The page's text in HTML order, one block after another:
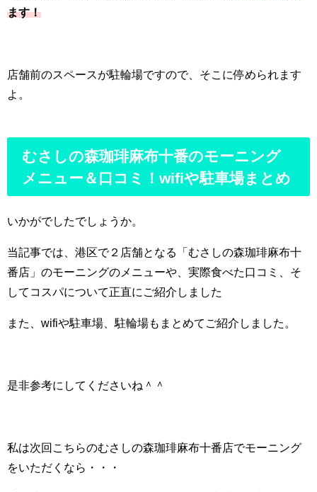
ます！
店舗前のスペースが駐輪場ですので、そこに停められます
よ。
むさしの森珈琲麻布十番のモーニング
メニュー＆口コミ！wifiや駐車場まとめ
いかがでしたでしょうか。
当記事では、港区で２店舗となる「むさしの森珈琲麻布十
番店」のモーニングのメニューや、実際食べた口コミ、そ
してコスパについて正直にご紹介しました
また、wifiや駐車場、駐輪場もまとめてご紹介しました。
是非参考にしてくださいね＾＾
私は次回こちらのむさしの森珈琲麻布十番店でモーニング
をいただくなら・・・